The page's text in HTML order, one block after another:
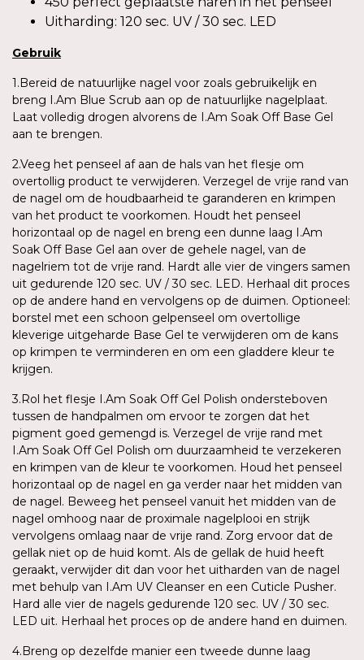
Uitharding: 120 sec. UV / 30 sec. LED
Gebruik
1.Bereid de natuurlijke nagel voor zoals gebruikelijk en
breng I.Am Blue Scrub aan op de natuurlijke nagelplaat.
Laat volledig drogen alvorens de I.Am Soak Off Base Gel
aan te brengen.
2.Veeg het penseel af aan de hals van het flesje om
overtollig product te verwijderen. Verzegel de vrije rand van
de nagel om de houdbaarheid te garanderen en krimpen
van het product te voorkomen. Houdt het penseel
horizontaal op de nagel en breng een dunne laag I.Am
Soak Off Base Gel aan over de gehele nagel, van de
nagelriem tot de vrije rand. Hardt alle vier de vingers samen
uit gedurende 120 sec. UV / 30 sec. LED. Herhaal dit proces
op de andere hand en vervolgens op de duimen. Optioneel:
borstel met een schoon gelpenseel om overtollige
kleverige uitgeharde Base Gel te verwijderen om de kans
op krimpen te verminderen en om een gladdere kleur te
krijgen.
3.Rol het flesje I.Am Soak Off Gel Polish ondersteboven
tussen de handpalmen om ervoor te zorgen dat het
pigment goed gemengd is. Verzegel de vrije rand met
I.Am Soak Off Gel Polish om duurzaamheid te verzekeren
en krimpen van de kleur te voorkomen. Houd het penseel
horizontaal op de nagel en ga verder naar het midden van
de nagel. Beweeg het penseel vanuit het midden van de
nagel omhoog naar de proximale nagelplooi en strijk
vervolgens omlaag naar de vrije rand. Zorg ervoor dat de
gellak niet op de huid komt. Als de gellak de huid heeft
geraakt, verwijder dit dan voor het uitharden van de nagel
met behulp van I.Am UV Cleanser en een Cuticle Pusher.
Hard alle vier de nagels gedurende 120 sec. UV / 30 sec.
LED uit. Herhaal het proces op de andere hand en duimen.
4.Breng op dezelfde manier een tweede dunne laag